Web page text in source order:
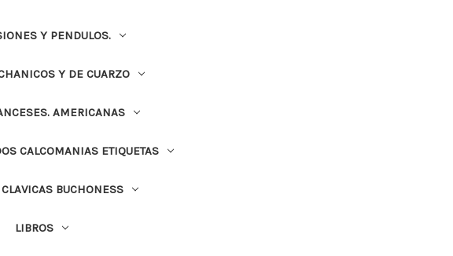
Y PENDULOS.
Y DE CUARZO
AMERICANAS
CALCOMANIAS ETIQUETAS
BUCHONESS
LIBROS